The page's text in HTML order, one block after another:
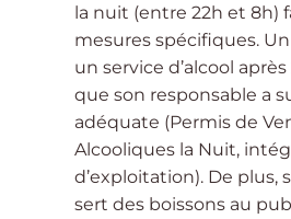
la nuit (entre 22h et 8h)
mesures spécifiques.
un service d’alcool
que son responsable a
adéquate (Permis de
Alcooliques la Nuit,
d’exploitation). De plus,
sert des boissons au